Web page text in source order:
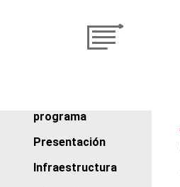
programa
Presentación
Infraestructura